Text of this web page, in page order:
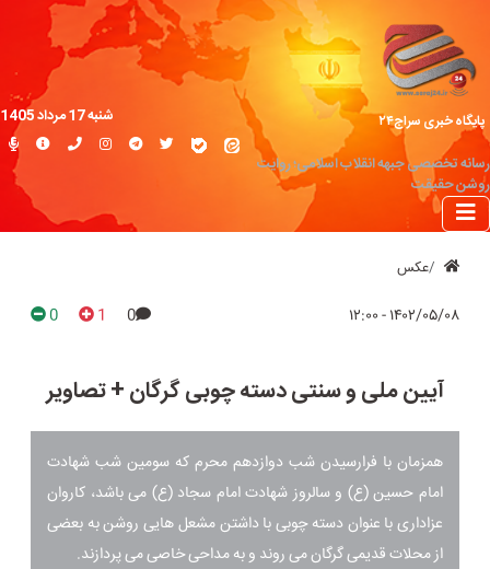
پایگاه خبری سراج۲۴
رسانه تخصصی جبهه انقلاب اسلامی؛ روایت
روشن حقیقت
شنبه 17 مرداد 1405
عکس
۱۴۰۲/۰۵/۰۸ - ۱۲:۰۰ 0
1
0
آیین ملی و سنتی دسته چوبی گرگان + تصاویر
همزمان با فرارسیدن شب دوازدهم محرم که سومین شب شهادت
امام حسین (ع) و سالروز شهادت امام سجاد (ع) می باشد، کاروان
عزاداری با عنوان دسته چوبی با داشتن مشعل هایی روشن به بعضی
از محلات قدیمی گرگان می روند و به مداحی خاصی می پردازند.